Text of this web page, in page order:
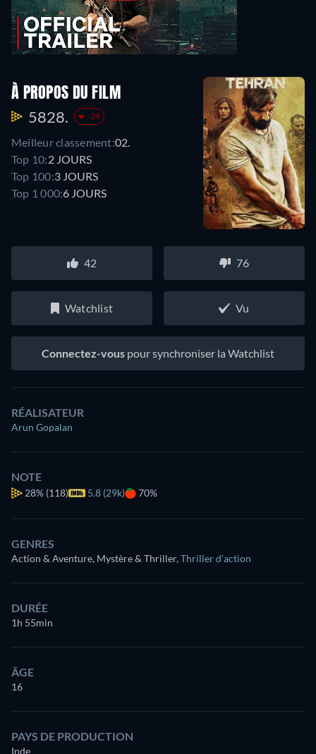
À PROPOS DU FILM
5828. -24
Meilleur classement:02.
Top 10:2 JOURS
Top 100:3 JOURS
Top 1 000:6 JOURS
42 76
Watchlist Vu
Connectez-vous pour synchroniser la Watchlist
RÉALISATEUR
Arun Gopalan
NOTE
28% (118) 5.8 (29k) 70%
GENRES
Action & Aventure, Mystère & Thriller,Thriller d'action
DURÉE
1h 55min
ÂGE
16
PAYS DE PRODUCTION
Inde